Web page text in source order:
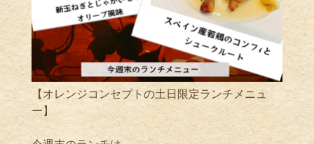
【オレンジコンセプトの土日限定ランチメニュ
ー】